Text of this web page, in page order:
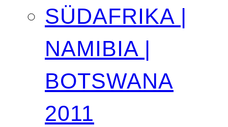
SÜDAFRIKA |
NAMIBIA |
BOTSWANA
2011